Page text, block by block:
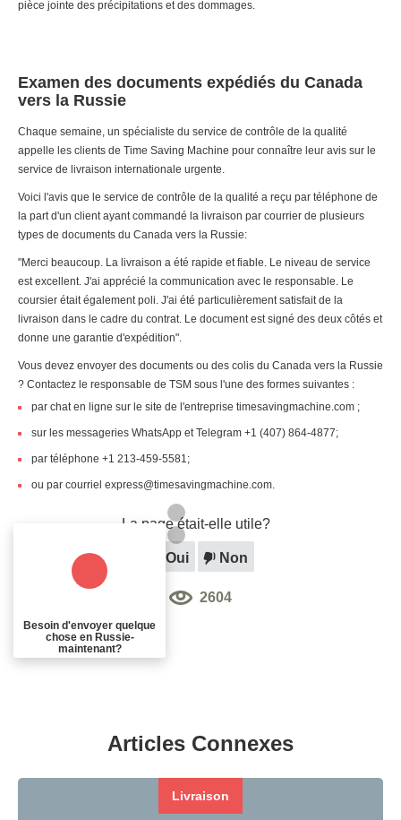
pièce jointe des précipitations et des dommages.
Examen des documents expédiés du Canada
vers la Russie
Chaque semaine, un spécialiste du service de contrôle de la qualité
appelle les clients de Time Saving Machine pour connaître leur avis sur le
service de livraison internationale urgente.
Voici l'avis que le service de contrôle de la qualité a reçu par téléphone de
la part d'un client ayant commandé la livraison par courrier de plusieurs
types de documents du Canada vers la Russie:
"Merci beaucoup. La livraison a été rapide et fiable. Le niveau de service
est excellent. J'ai apprécié la communication avec le responsable. Le
coursier était également poli. J'ai été particulièrement satisfait de la
livraison dans le cadre du contrat. Le document est signé des deux côtés et
donne une garantie d'expédition".
Vous devez envoyer des documents ou des colis du Canada vers la Russie
? Contactez le responsable de TSM sous l'une des formes suivantes :
par chat en ligne sur le site de l'entreprise timesavingmachine.com ;
sur les messageries WhatsApp et Telegram +1 (407) 864-4877;
par téléphone +1 213-459-5581;
ou par courriel express@timesavingmachine.com.
La page était-elle utile?
Oui Non
2604
Articles Connexes
Livraison
Besoin d'envoyer quelque
chose en Russie-
maintenant?